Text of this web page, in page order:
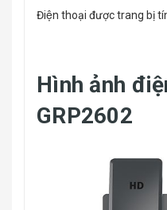
Điện thoại được trang bị
Hình ảnh
GRP2602